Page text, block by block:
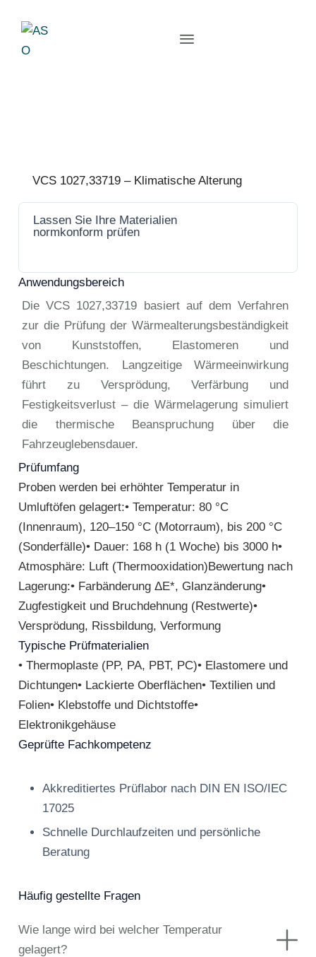
VCS 1027,33719 – Klimatische Alterung
Lassen Sie Ihre Materialien
normkonform prüfen
Anwendungsbereich
Die VCS 1027,33719 basiert auf dem Verfahren
zur die Prüfung der Wärmealterungsbeständigkeit
von Kunststoffen, Elastomeren und
Beschichtungen. Langzeitige Wärmeeinwirkung
führt zu Versprödung, Verfärbung und
Festigkeitsverlust – die Wärmelagerung simuliert
die thermische Beanspruchung über die
Fahrzeuglebensdauer.
Prüfumfang
Proben werden bei erhöhter Temperatur in
Umluftöfen gelagert:• Temperatur: 80 °C
(Innenraum), 120–150 °C (Motorraum), bis 200 °C
(Sonderfälle)• Dauer: 168 h (1 Woche) bis 3000 h•
Atmosphäre: Luft (Thermooxidation)Bewertung nach
Lagerung:• Farbänderung ΔE*, Glanzänderung•
Zugfestigkeit und Bruchdehnung (Restwerte)•
Versprödung, Rissbildung, Verformung
Typische Prüfmaterialien
• Thermoplaste (PP, PA, PBT, PC)• Elastomere und
Dichtungen• Lackierte Oberflächen• Textilien und
Folien• Klebstoffe und Dichtstoffe•
Elektronikgehäuse
Geprüfte Fachkompetenz
Akkreditiertes Prüflabor nach DIN EN ISO/IEC
17025
Schnelle Durchlaufzeiten und persönliche
Beratung
Häufig gestellte Fragen
Wie lange wird bei welcher Temperatur
gelagert?